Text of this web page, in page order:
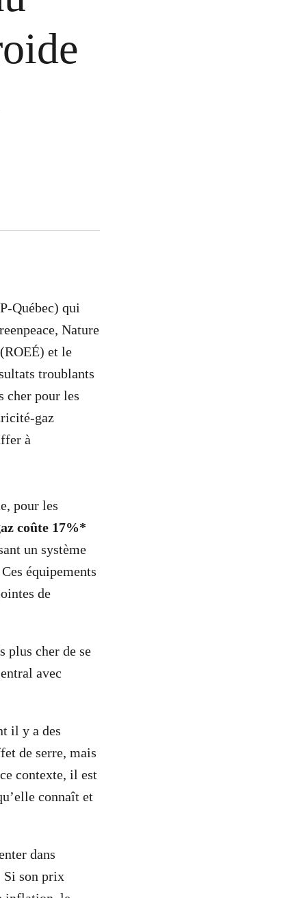
Québec) qui
Nature
et le
troublants
cher pour les
gaz
à
pour les
coûte 17%*
un système
équipements
de
plus cher de se
avec
il y a des
de serre, mais
contexte, il est
connaît et
dans
Si son prix